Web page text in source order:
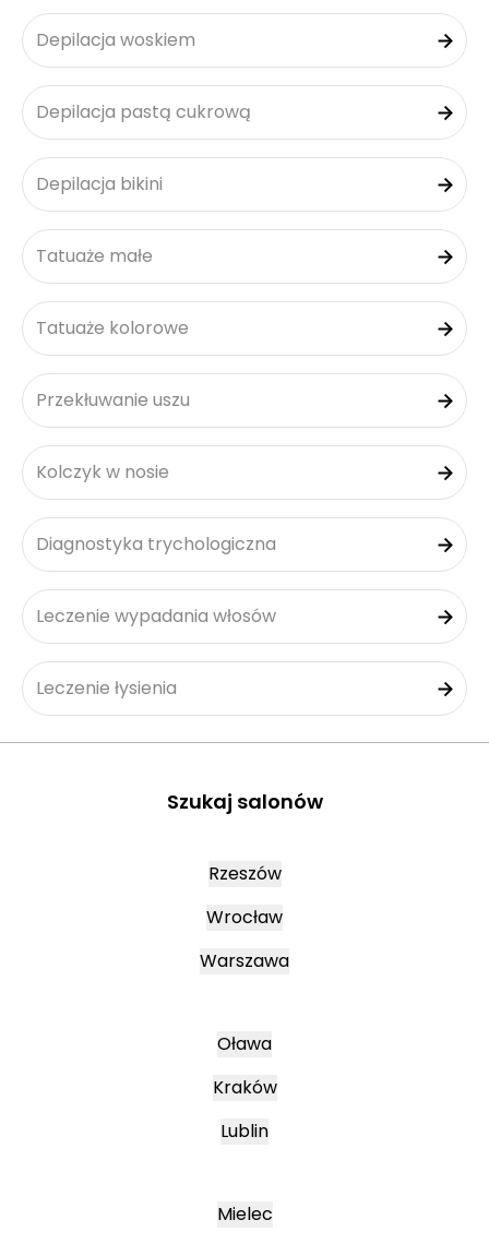
Depilacja woskiem
Depilacja pastą cukrową
Depilacja bikini
Tatuaże małe
Tatuaże kolorowe
Przekłuwanie uszu
Kolczyk w nosie
Diagnostyka trychologiczna
Leczenie wypadania włosów
Leczenie łysienia
Szukaj salonów
Rzeszów
Wrocław
Warszawa
Oława
Kraków
Lublin
Mielec